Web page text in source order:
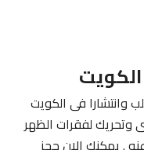
وانتشارا فى الكويت
وتحريك لفقرات الظهر
. يمكنك الان حجز